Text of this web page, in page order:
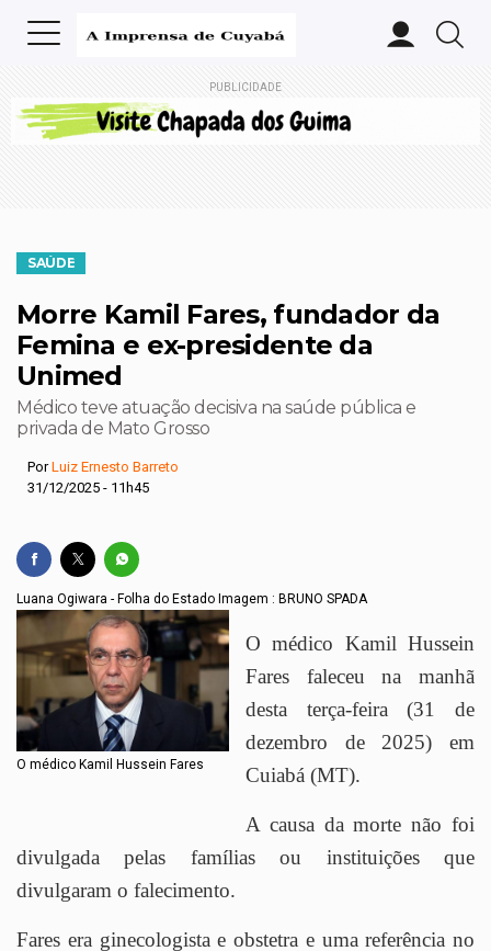
PUBLICIDADE
SAÚDE
Morre Kamil Fares, fundador da
Femina e ex-presidente da
Unimed
Médico teve atuação decisiva na saúde pública e
privada de Mato Grosso
PorLuiz Ernesto Barreto
31/12/2025 - 11h45
Luana Ogiwara - Folha do Estado Imagem : BRUNO SPADA
O médico Kamil Hussein Fares
O médico Kamil Hussein
Fares faleceu na manhã
desta terça-feira (31 de
dezembro de 2025) em
Cuiabá (MT).
A causa da morte não foi
divulgada pelas famílias ou instituições que
divulgaram o falecimento.
Fares era ginecologista e obstetra e uma referência no